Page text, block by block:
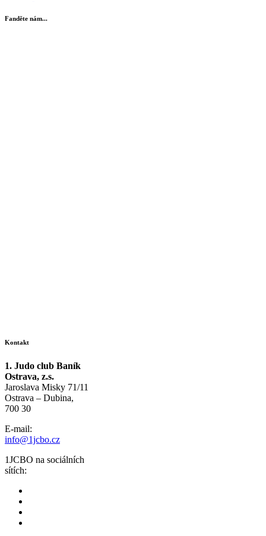
Fanděte nám...
Kontakt
1. Judo club Baník
Ostrava, z.s.
Jaroslava Misky 71/11
Ostrava – Dubina,
700 30
E-mail:
info@1jcbo.cz
1JCBO na sociálních
sítích: